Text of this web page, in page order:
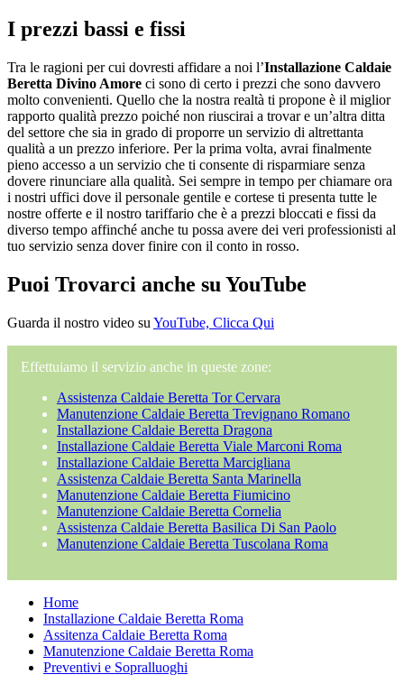
I prezzi bassi e fissi
Tra le ragioni per cui dovresti affidare a noi l’Installazione Caldaie
Beretta Divino Amore ci sono di certo i prezzi che sono davvero
molto convenienti. Quello che la nostra realtà ti propone è il miglior
rapporto qualità prezzo poiché non riuscirai a trovar e un’altra ditta
del settore che sia in grado di proporre un servizio di altrettanta
qualità a un prezzo inferiore. Per la prima volta, avrai finalmente
pieno accesso a un servizio che ti consente di risparmiare senza
dovere rinunciare alla qualità. Sei sempre in tempo per chiamare ora
i nostri uffici dove il personale gentile e cortese ti presenta tutte le
nostre offerte e il nostro tariffario che è a prezzi bloccati e fissi da
diverso tempo affinché anche tu possa avere dei veri professionisti al
tuo servizio senza dover finire con il conto in rosso.
Puoi Trovarci anche su YouTube
Guarda il nostro video su YouTube, Clicca Qui
Effettuiamo il servizio anche in queste zone:
Assistenza Caldaie Beretta Tor Cervara
Manutenzione Caldaie Beretta Trevignano Romano
Installazione Caldaie Beretta Dragona
Installazione Caldaie Beretta Viale Marconi Roma
Installazione Caldaie Beretta Marcigliana
Assistenza Caldaie Beretta Santa Marinella
Manutenzione Caldaie Beretta Fiumicino
Manutenzione Caldaie Beretta Cornelia
Assistenza Caldaie Beretta Basilica Di San Paolo
Manutenzione Caldaie Beretta Tuscolana Roma
Home
Installazione Caldaie Beretta Roma
Assitenza Caldaie Beretta Roma
Manutenzione Caldaie Beretta Roma
Preventivi e Sopralluoghi